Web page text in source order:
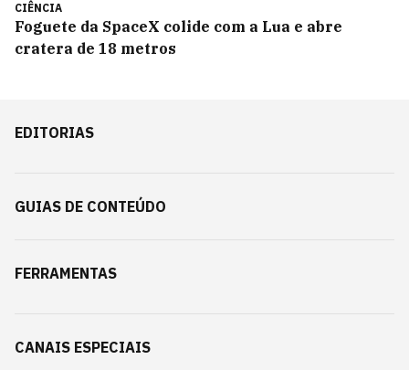
CIÊNCIA
Foguete da SpaceX colide com a Lua e abre
cratera de 18 metros
EDITORIAS
GUIAS DE CONTEÚDO
FERRAMENTAS
CANAIS ESPECIAIS